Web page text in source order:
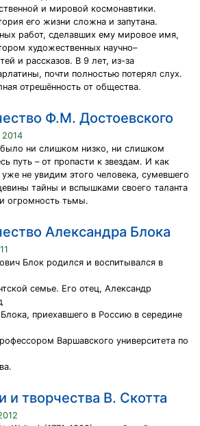
и мировой космонавтики.
его жизни сложна и запутана.
работ, сделавших ему мировое имя,
художественных научно–
и рассказов. В 9 лет, из-за
почти полностью потерял слух.
отрешённость от общества.
Ф.М. Достоевского
2014
ни слишком низко, ни слишком
путь – от пропасти к звездам. И как
не увидим этого человека, сумевшего
тайны и вспышками своего таланта
огромность тьмы.
Александра Блока
Блок родился и воспитывался в
семье. Его отец, Александр
приехавшего в Россию в середине
Варшавского университета по
и творчества В. Скотта